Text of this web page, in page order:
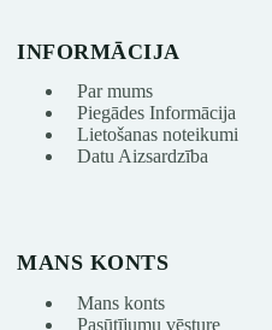
INFORMĀCIJA
Par mums
Piegādes Informācija
Lietošanas noteikumi
Datu Aizsardzība
MANS KONTS
Mans konts
Pasūtījumu vēsture